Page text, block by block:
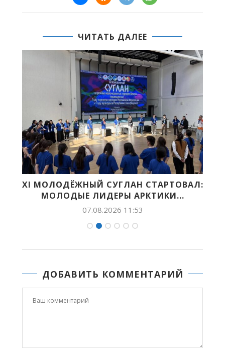
ЧИТАТЬ ДАЛЕЕ
XI МОЛОДЁЖНЫЙ СУГЛАН СТАРТОВАЛ:
МОЛОДЫЕ ЛИДЕРЫ АРКТИКИ...
07.08.2026 11:53
ДОБАВИТЬ КОММЕНТАРИЙ